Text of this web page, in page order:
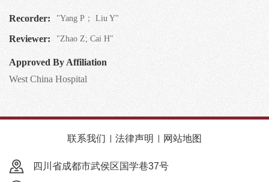
Recorder: "Yang P； Liu Y"
Reviewer: "Zhao Z; Cai H"
Approved By Affiliation
West China Hospital
联系我们 法律声明 网站地图
四川省成都市武侯区国学巷37号